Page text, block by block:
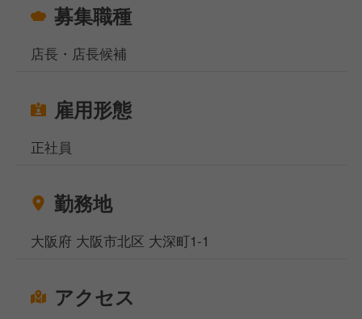
募集職種
店長・店長候補
雇用形態
正社員
勤務地
大阪府 大阪市北区 大深町1-1
アクセス